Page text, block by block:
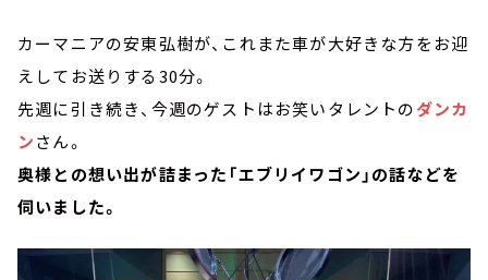
カーマニアの安東弘樹が、これまた車が大好きな方をお迎
えしてお送りする30分。
先週に引き続き、今週のゲストはお笑いタレントのダンカ
ンさん。
奥様との想い出が詰まった「エブリイワゴン」の話などを
伺いました。